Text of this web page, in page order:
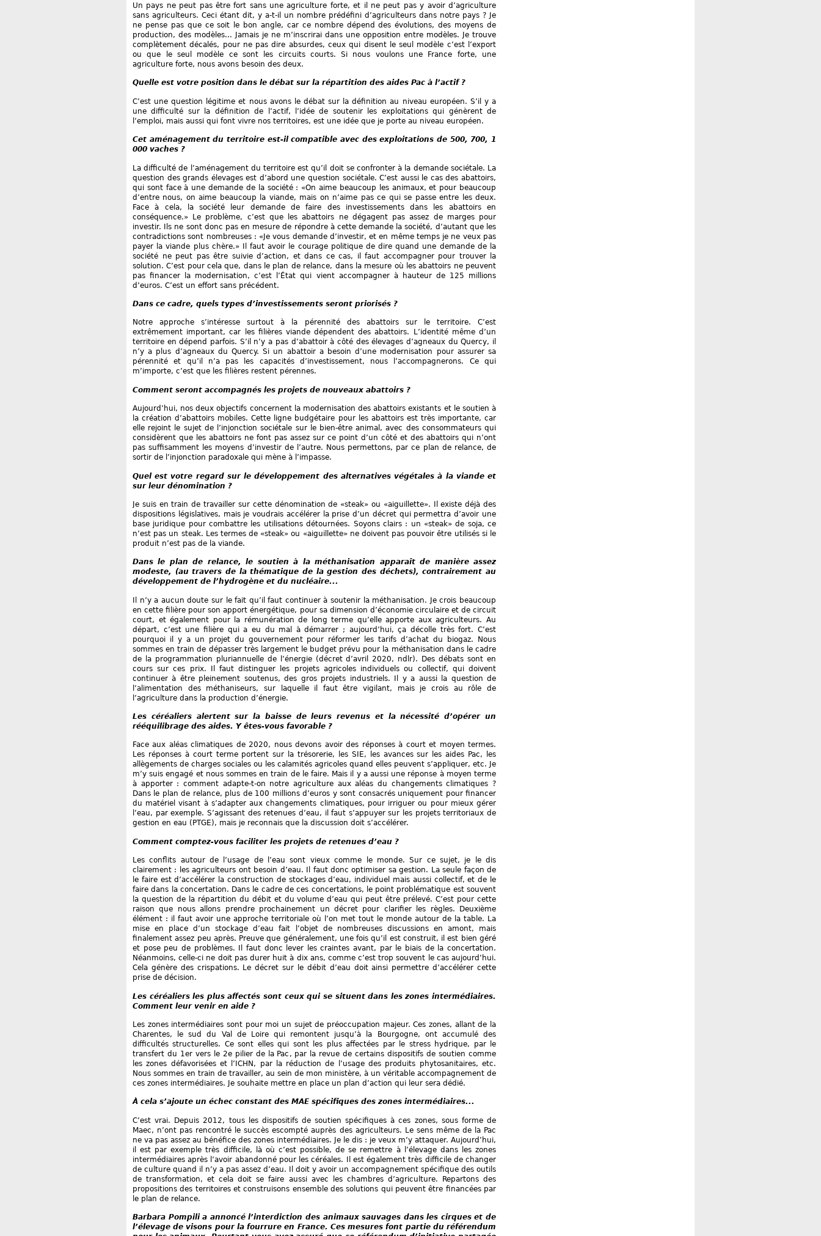
Un pays ne peut pas être fort sans une agriculture forte, et il ne peut pas y avoir d’agriculture
sans agriculteurs. Ceci étant dit, y a-t-il un nombre prédéfini d’agriculteurs dans notre pays ? Je
ne pense pas que ce soit le bon angle, car ce nombre dépend des évolutions, des moyens de
production, des modèles... Jamais je ne m’inscrirai dans une opposition entre modèles. Je trouve
complètement décalés, pour ne pas dire absurdes, ceux qui disent le seul modèle c’est l’export
ou que le seul modèle ce sont les circuits courts. Si nous voulons une France forte, une
agriculture forte, nous avons besoin des deux.
Quelle est votre position dans le débat sur la répartition des aides Pac à l’actif ?
C’est une question légitime et nous avons le débat sur la définition au niveau européen. S’il y a
une difficulté sur la définition de l’actif, l’idée de soutenir les exploitations qui génèrent de
l’emploi, mais aussi qui font vivre nos territoires, est une idée que je porte au niveau européen.
Cet aménagement du territoire est-il compatible avec des exploitations de 500, 700, 1
000 vaches ?
La difficulté de l’aménagement du territoire est qu’il doit se confronter à la demande sociétale. La
question des grands élevages est d’abord une question sociétale. C’est aussi le cas des abattoirs,
qui sont face à une demande de la société : «On aime beaucoup les animaux, et pour beaucoup
d’entre nous, on aime beaucoup la viande, mais on n’aime pas ce qui se passe entre les deux.
Face à cela, la société leur demande de faire des investissements dans les abattoirs en
conséquence.» Le problème, c’est que les abattoirs ne dégagent pas assez de marges pour
investir. Ils ne sont donc pas en mesure de répondre à cette demande la société, d’autant que les
contradictions sont nombreuses : «Je vous demande d’investir, et en même temps je ne veux pas
payer la viande plus chère.» Il faut avoir le courage politique de dire quand une demande de la
société ne peut pas être suivie d’action, et dans ce cas, il faut accompagner pour trouver la
solution. C’est pour cela que, dans le plan de relance, dans la mesure où les abattoirs ne peuvent
pas financer la modernisation, c’est l’État qui vient accompagner à hauteur de 125 millions
d’euros. C’est un effort sans précédent.
Dans ce cadre, quels types d’investissements seront priorisés ?
Notre approche s’intéresse surtout à la pérennité des abattoirs sur le territoire. C’est
extrêmement important, car les filières viande dépendent des abattoirs. L’identité même d’un
territoire en dépend parfois. S’il n’y a pas d’abattoir à côté des élevages d’agneaux du Quercy, il
n’y a plus d’agneaux du Quercy. Si un abattoir a besoin d’une modernisation pour assurer sa
pérennité et qu’il n’a pas les capacités d’investissement, nous l’accompagnerons. Ce qui
m’importe, c’est que les filières restent pérennes.
Comment seront accompagnés les projets de nouveaux abattoirs ?
Aujourd’hui, nos deux objectifs concernent la modernisation des abattoirs existants et le soutien à
la création d’abattoirs mobiles. Cette ligne budgétaire pour les abattoirs est très importante, car
elle rejoint le sujet de l’injonction sociétale sur le bien-être animal, avec des consommateurs qui
considèrent que les abattoirs ne font pas assez sur ce point d’un côté et des abattoirs qui n’ont
pas suffisamment les moyens d’investir de l’autre. Nous permettons, par ce plan de relance, de
sortir de l’injonction paradoxale qui mène à l’impasse.
Quel est votre regard sur le développement des alternatives végétales à la viande et
sur leur dénomination ?
Je suis en train de travailler sur cette dénomination de «steak» ou «aiguillette». Il existe déjà des
dispositions législatives, mais je voudrais accélérer la prise d’un décret qui permettra d’avoir une
base juridique pour combattre les utilisations détournées. Soyons clairs : un «steak» de soja, ce
n’est pas un steak. Les termes de «steak» ou «aiguillette» ne doivent pas pouvoir être utilisés si le
produit n’est pas de la viande.
Dans le plan de relance, le soutien à la méthanisation apparaît de manière assez
modeste, (au travers de la thématique de la gestion des déchets), contrairement au
développement de l’hydrogène et du nucléaire...
Il n’y a aucun doute sur le fait qu’il faut continuer à soutenir la méthanisation. Je crois beaucoup
en cette filière pour son apport énergétique, pour sa dimension d’économie circulaire et de circuit
court, et également pour la rémunération de long terme qu’elle apporte aux agriculteurs. Au
départ, c’est une filière qui a eu du mal à démarrer ; aujourd’hui, ça décolle très fort. C’est
pourquoi il y a un projet du gouvernement pour réformer les tarifs d’achat du biogaz. Nous
sommes en train de dépasser très largement le budget prévu pour la méthanisation dans le cadre
de la programmation pluriannuelle de l’énergie (décret d’avril 2020, ndlr). Des débats sont en
cours sur ces prix. Il faut distinguer les projets agricoles individuels ou collectif, qui doivent
continuer à être pleinement soutenus, des gros projets industriels. Il y a aussi la question de
l’alimentation des méthaniseurs, sur laquelle il faut être vigilant, mais je crois au rôle de
l’agriculture dans la production d’énergie.
Les céréaliers alertent sur la baisse de leurs revenus et la nécessité d’opérer un
rééquilibrage des aides. Y êtes-vous favorable ?
Face aux aléas climatiques de 2020, nous devons avoir des réponses à court et moyen termes.
Les réponses à court terme portent sur la trésorerie, les SIE, les avances sur les aides Pac, les
allègements de charges sociales ou les calamités agricoles quand elles peuvent s’appliquer, etc. Je
m’y suis engagé et nous sommes en train de le faire. Mais il y a aussi une réponse à moyen terme
à apporter : comment adapte-t-on notre agriculture aux aléas du changements climatiques ?
Dans le plan de relance, plus de 100 millions d’euros y sont consacrés uniquement pour financer
du matériel visant à s’adapter aux changements climatiques, pour irriguer ou pour mieux gérer
l’eau, par exemple. S’agissant des retenues d’eau, il faut s’appuyer sur les projets territoriaux de
gestion en eau (PTGE), mais je reconnais que la discussion doit s’accélérer.
Comment comptez-vous faciliter les projets de retenues d’eau ?
Les conflits autour de l’usage de l’eau sont vieux comme le monde. Sur ce sujet, je le dis
clairement : les agriculteurs ont besoin d’eau. Il faut donc optimiser sa gestion. La seule façon de
le faire est d’accélérer la construction de stockages d’eau, individuel mais aussi collectif, et de le
faire dans la concertation. Dans le cadre de ces concertations, le point problématique est souvent
la question de la répartition du débit et du volume d’eau qui peut être prélevé. C’est pour cette
raison que nous allons prendre prochainement un décret pour clarifier les règles. Deuxième
élément : il faut avoir une approche territoriale où l’on met tout le monde autour de la table. La
mise en place d’un stockage d’eau fait l’objet de nombreuses discussions en amont, mais
finalement assez peu après. Preuve que généralement, une fois qu’il est construit, il est bien géré
et pose peu de problèmes. Il faut donc lever les craintes avant, par le biais de la concertation.
Néanmoins, celle-ci ne doit pas durer huit à dix ans, comme c’est trop souvent le cas aujourd’hui.
Cela génère des crispations. Le décret sur le débit d’eau doit ainsi permettre d’accélérer cette
prise de décision.
Les céréaliers les plus affectés sont ceux qui se situent dans les zones intermédiaires.
Comment leur venir en aide ?
Les zones intermédiaires sont pour moi un sujet de préoccupation majeur. Ces zones, allant de la
Charentes, le sud du Val de Loire qui remontent jusqu’à la Bourgogne, ont accumulé des
difficultés structurelles. Ce sont elles qui sont les plus affectées par le stress hydrique, par le
transfert du 1er vers le 2e pilier de la Pac, par la revue de certains dispositifs de soutien comme
les zones défavorisées et l’ICHN, par la réduction de l’usage des produits phytosanitaires, etc.
Nous sommes en train de travailler, au sein de mon ministère, à un véritable accompagnement de
ces zones intermédiaires. Je souhaite mettre en place un plan d’action qui leur sera dédié.
À cela s’ajoute un échec constant des MAE spécifiques des zones intermédiaires...
C’est vrai. Depuis 2012, tous les dispositifs de soutien spécifiques à ces zones, sous forme de
Maec, n’ont pas rencontré le succès escompté auprès des agriculteurs. Le sens même de la Pac
ne va pas assez au bénéfice des zones intermédiaires. Je le dis : je veux m’y attaquer. Aujourd’hui,
il est par exemple très difficile, là où c’est possible, de se remettre à l’élevage dans les zones
intermédiaires après l’avoir abandonné pour les céréales. Il est également très difficile de changer
de culture quand il n’y a pas assez d’eau. Il doit y avoir un accompagnement spécifique des outils
de transformation, et cela doit se faire aussi avec les chambres d’agriculture. Repartons des
propositions des territoires et construisons ensemble des solutions qui peuvent être financées par
le plan de relance.
Barbara Pompili a annoncé l’interdiction des animaux sauvages dans les cirques et de
l’élevage de visons pour la fourrure en France. Ces mesures font partie du référendum